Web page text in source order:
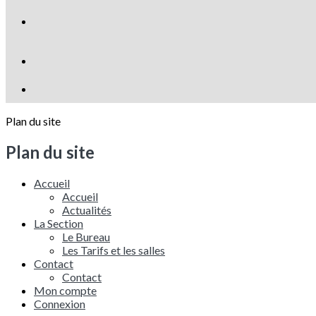
Plan du site
Plan du site
Accueil
Accueil
Actualités
La Section
Le Bureau
Les Tarifs et les salles
Contact
Contact
Mon compte
Connexion